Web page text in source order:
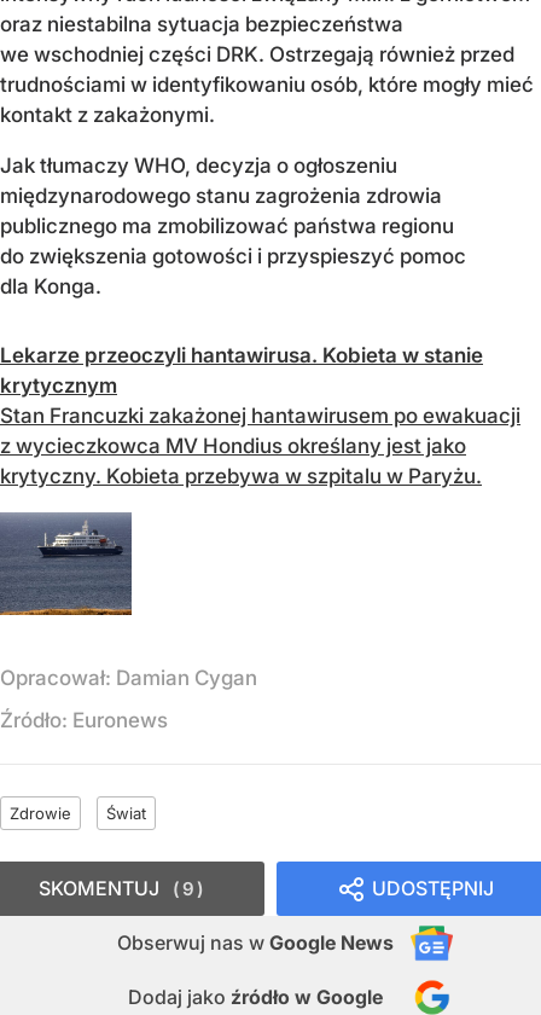
oraz niestabilna sytuacja bezpieczeństwa
we wschodniej części DRK. Ostrzegają również przed
trudnościami w identyfikowaniu osób, które mogły mieć
kontakt z zakażonymi.
Jak tłumaczy WHO, decyzja o ogłoszeniu
międzynarodowego stanu zagrożenia zdrowia
publicznego ma zmobilizować państwa regionu
do zwiększenia gotowości i przyspieszyć pomoc
dla Konga.
Lekarze przeoczyli hantawirusa. Kobieta w stanie
krytycznym
Stan Francuzki zakażonej hantawirusem po ewakuacji
z wycieczkowca MV Hondius określany jest jako
krytyczny. Kobieta przebywa w szpitalu w Paryżu.
Opracował: Damian Cygan
Źródło: Euronews
Zdrowie Świat
UDOSTĘPNIJ
Obserwuj nas w Google News
Dodaj jako źródło w Google
SKOMENTUJ 9